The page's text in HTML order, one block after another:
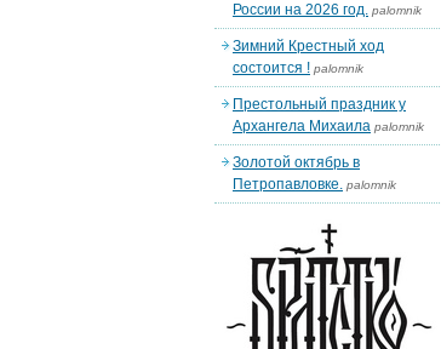
России на 2026 год. palomnik
Зимний Крестный ход
состоится ! palomnik
Престольный праздник у
Архангела Михаила palomnik
Золотой октябрь в
Петропавловке. palomnik